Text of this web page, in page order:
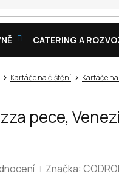
CATERING A
Kartáče na čištění Kartáče
pece,
Značka: